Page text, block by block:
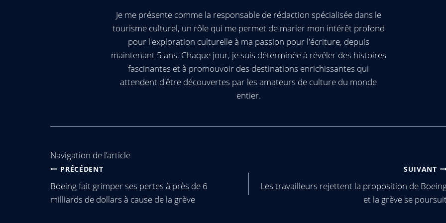
Je me présente comme la responsable de rédaction spécialisée dans le
tourisme culturel, un rôle qui me permet de marier mon intérêt profond
pour l'exploration culturelle à ma passion pour l'écriture, depuis
maintenant 5 ans. Chaque jour, je suis déterminée à révéler des histoires
fascinantes et à promouvoir des destinations enrichissantes qui
attendent d'être découvertes par les amateurs de culture du monde
entier.
Navigation de l’article
PRÉCÉDENT
Boeing fait grimper ses pertes à près de 6
milliards de dollars à cause de la grève
SUIVANT
Les travailleurs rejettent la proposition de
et la grève se